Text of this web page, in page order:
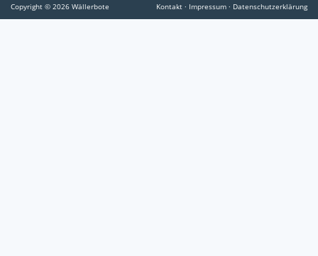
Copyright © 2026 Wällerbote Kontakt · Impressum · Datenschutzerklärung